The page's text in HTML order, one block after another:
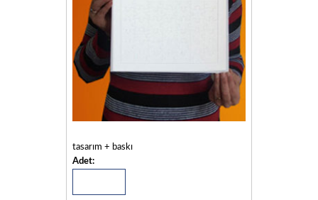
tasarım + baskı
Adet: